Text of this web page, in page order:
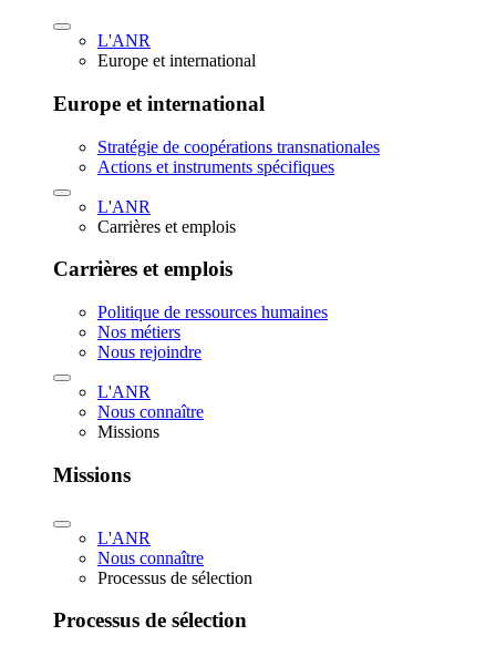
L'ANR
Europe et international
Europe et international
Stratégie de coopérations transnationales
Actions et instruments spécifiques
L'ANR
Carrières et emplois
Carrières et emplois
Politique de ressources humaines
Nos métiers
Nous rejoindre
L'ANR
Nous connaître
Missions
Missions
L'ANR
Nous connaître
Processus de sélection
Processus de sélection